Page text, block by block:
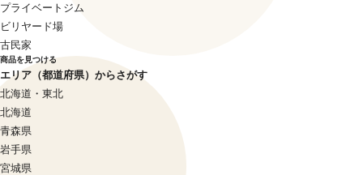
プライベートジム
ビリヤード場
古民家
商品を見つける
エリア（都道府県）からさがす
北海道・東北
北海道
青森県
岩手県
宮城県